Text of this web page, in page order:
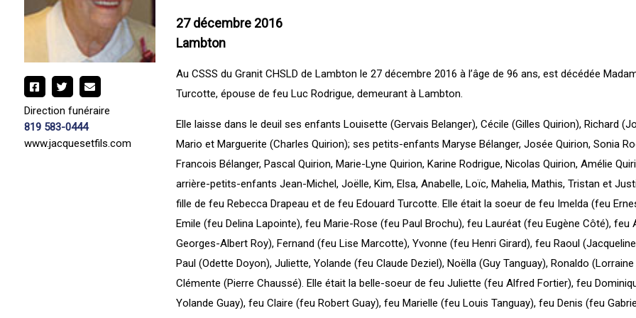
Direction funéraire
819 583-0444
www.jacquesetfils.com
27 décembre 2016
Lambton
Au CSSS du Granit CHSLD de Lambton le 27 décembre 2016 à l’âge de 96 ans, est décédée
Turcotte, épouse de feu Luc Rodrigue, demeurant à Lambton.
Elle laisse dans le deuil ses enfants Louisette (Gervais Belanger), Cécile (Gilles Quirion), Richard
Mario et Marguerite (Charles Quirion); ses petits-enfants Maryse Bélanger, Josée Quirion, Sonia
Francois Bélanger, Pascal Quirion, Marie-Lyne Quirion, Karine Rodrigue, Nicolas Quirion, Amélie
arrière-petits-enfants Jean-Michel, Joëlle, Kim, Elsa, Anabelle, Loïc, Mahelia, Mathis, Tristan et
fille de feu Rebecca Drapeau et de feu Edouard Turcotte. Elle était la soeur de feu Imelda (feu
Emile (feu Delina Lapointe), feu Marie-Rose (feu Paul Brochu), feu Lauréat (feu Eugène Côté), feu
Georges-Albert Roy), Fernand (feu Lise Marcotte), Yvonne (feu Henri Girard), feu Raoul
Paul (Odette Doyon), Juliette, Yolande (feu Claude Deziel), Noëlla (Guy Tanguay), Ronaldo
Clémente (Pierre Chaussé). Elle était la belle-soeur de feu Juliette (feu Alfred Fortier), feu
Yolande Guay), feu Claire (feu Robert Guay), feu Marielle (feu Louis Tanguay), feu Denis (feu